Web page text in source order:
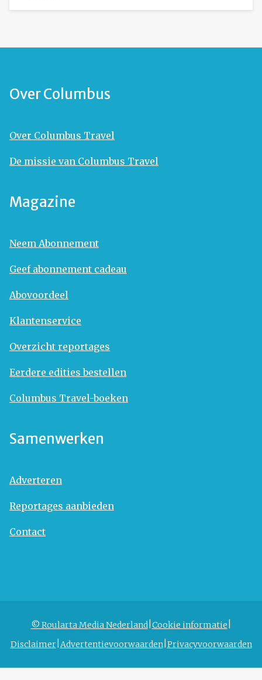
Over Columbus
Over Columbus Travel
De missie van Columbus Travel
Magazine
Neem Abonnement
Geef abonnement cadeau
Abovoordeel
Klantenservice
Overzicht reportages
Eerdere edities bestellen
Columbus Travel-boeken
Samenwerken
Adverteren
Reportages aanbieden
Contact
© Roularta Media Nederland Cookie informatie
Disclaimer Advertentievoorwaarden Privacyvoorwaarden